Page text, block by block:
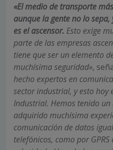
«El medio de transporte
aunque la gente no lo
es el ascensor. Esto exige
parte de las empresas
tiene que ser un elemento
muchísima seguridad»,
hecho expertos en
sector industrial, y esto hoy
Industrial. Hemos tenido
adquirido muchísima
comunicación de datos
telefónicos, como por